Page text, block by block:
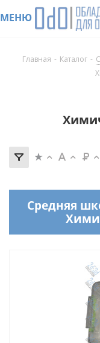
МЕНЮ
Главная - Каталог -
Средняя